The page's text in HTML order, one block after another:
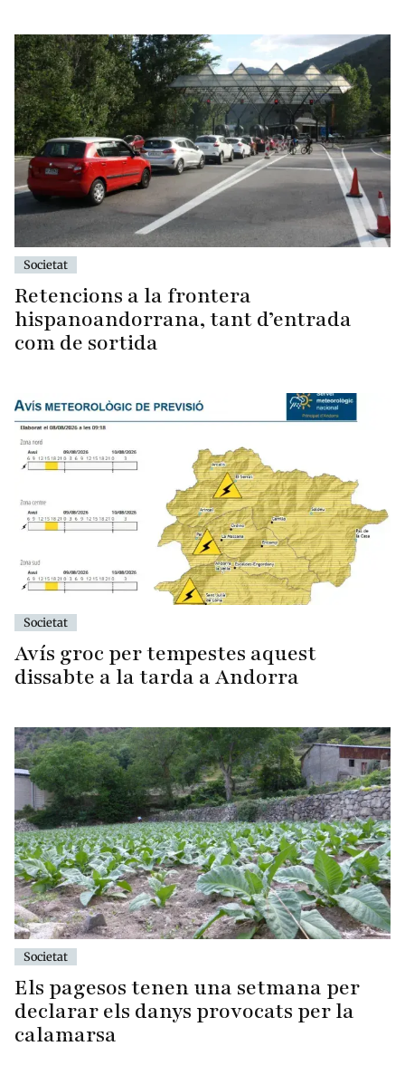
Societat
Retencions a la frontera
hispanoandorrana, tant d’entrada
com de sortida
Societat
Avís groc per tempestes aquest
dissabte a la tarda a Andorra
Societat
Els pagesos tenen una setmana per
declarar els danys provocats per la
calamarsa